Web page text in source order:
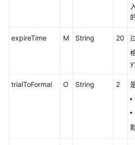
品
expireTime M String 20
trialToFormal O String 2